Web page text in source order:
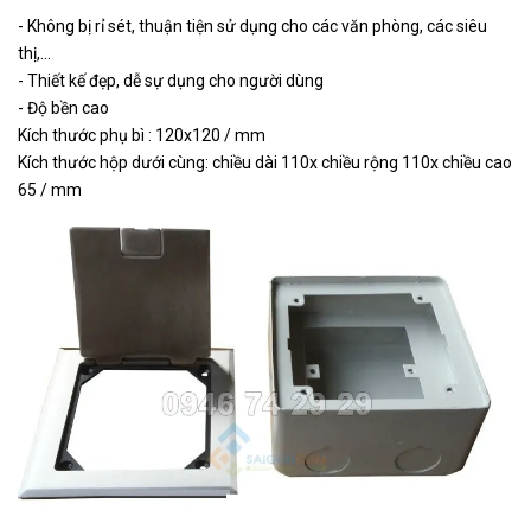
F115
sàn F115
FCA Ổ cắm âm sàn FCA
Ổ cắm âm sàn FA
VND
- Không bị rỉ sét, thuận tiện sử dụng cho các văn phòng, các siêu
thị,...
- Thiết kế đẹp, dễ sự dụng cho người dùng
- Độ bền cao
Kích thước phụ bì : 120x120 / mm
Kích thước hộp dưới cùng: chiều dài 110x chiều rộng 110x chiều cao
65 / mm